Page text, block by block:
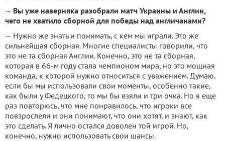
— Вы уже наверняка разобрали матч Украины и Англии,
чего не хватило сборной для победы над англичанами?
— Нужно же знать и понимать, с кем мы играли. Это же
сильнейшая сборная. Многие специалисты говорили, что
это не та сборная Англии. Конечно, это не та сборная,
которая в 66-м году стала чемпионом мира, но это мощная
команда, к которой нужно относиться с уважением. Думаю,
если бы мы использовали свои моменты, особенно такие,
как были у Федецкого, то мы бы взяли и три очка. Но я еще
раз повторюсь, что мне понравилось, что игроки все
повзрослели и они понимают, что они хотят, и знают, как
это сделать. Я лично остался доволен той игрой. Но,
конечно, нужно использовать свои шансы.